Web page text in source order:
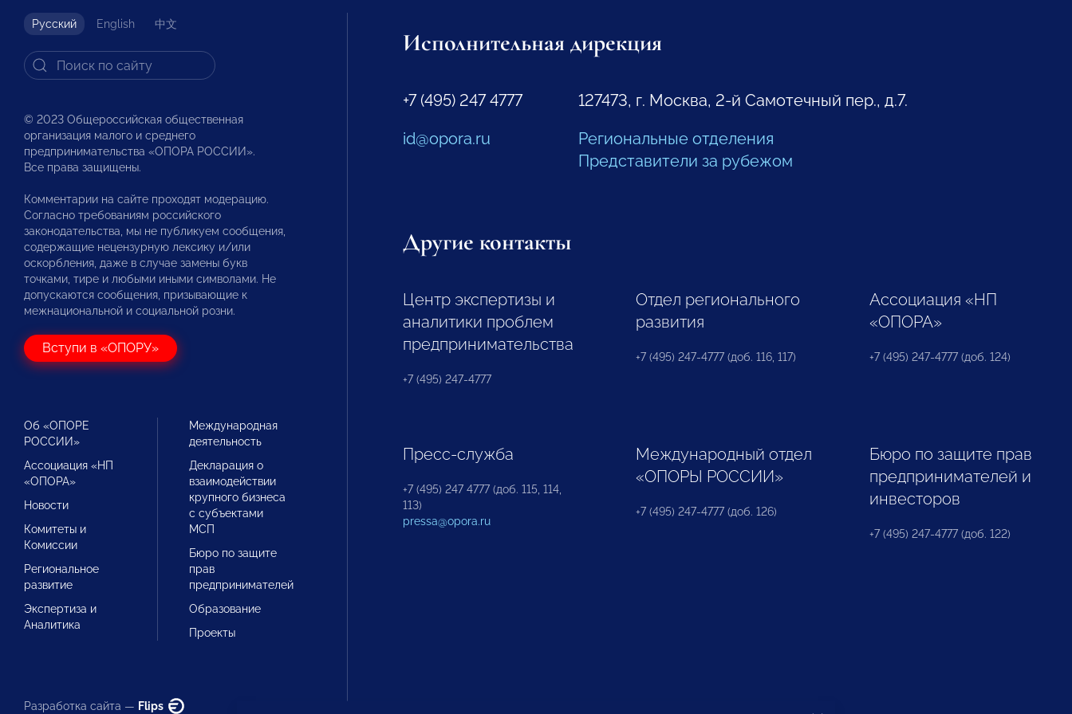
Русский English 中文
© 2023 Общероссийская общественная
организация малого и среднего
предпринимательства «ОПОРА РОССИИ».
Все права защищены.
Комментарии на сайте проходят модерацию.
Согласно требованиям российского
законодательства, мы не публикуем сообщения,
содержащие нецензурную лексику и/или
оскорбления, даже в случае замены букв
точками, тире и любыми иными символами. Не
допускаются сообщения, призывающие к
межнациональной и социальной розни.
Вступи в «ОПОРУ»
Об «ОПОРЕ
РОССИИ»
Ассоциация «НП
«ОПОРА»
Новости
Комитеты и
Комиссии
Региональное
развитие
Экспертиза и
Аналитика
Международная
деятельность
Декларация о
взаимодействии
крупного бизнеса
с субъектами
МСП
Бюро по защите
прав
предпринимателей
Образование
Проекты
Разработка сайта — Flips
Исполнительная дирекция
+7 (495) 247 4777
id@opora.ru
127473, г. Москва, 2-й Самотечный пер., д.7.
Региональные отделения
Представители за рубежом
Другие контакты
Центр экспертизы и
аналитики проблем
предпринимательства
+7 (495) 247-4777
Отдел регионального
развития
+7 (495) 247-4777 (доб. 116, 117)
Ассоциация «НП
«ОПОРА»
+7 (495) 247-4777 (доб. 124)
Пресс-служба
+7 (495) 247 4777 (доб. 115, 114,
113)
pressa@opora.ru
Международный отдел
«ОПОРЫ РОССИИ»
+7 (495) 247-4777 (доб. 126)
Бюро по защите прав
предпринимателей и
инвесторов
+7 (495) 247-4777 (доб. 122)